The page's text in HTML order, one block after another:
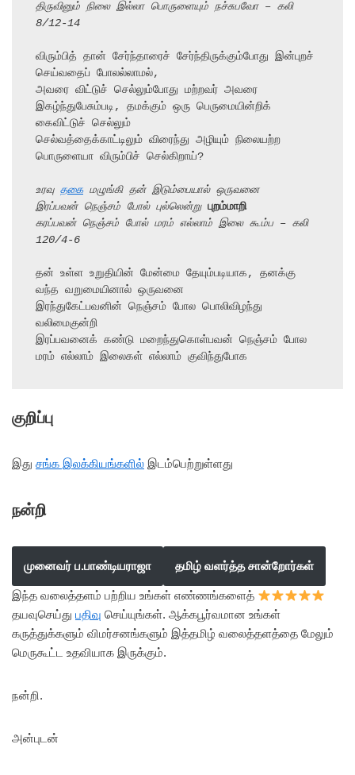
திருவினும் நிலை இல்லா பொருளையும் நச்சுபவோ – கலி
8/12-14
விரும்பித் தான் சேர்ந்தாரைச் சேர்ந்திருக்கும்போது இன்புறச்
செய்வதைப் போலல்லாமல்,
அவரை விட்டுச் செல்லும்போது மற்றவர் அவரை
இகழ்ந்துபேசும்படி, தமக்கும் ஒரு பெருமையின்றிக்
கைவிட்டுச் செல்லும்
செல்வத்தைக்காட்டிலும் விரைந்து அழியும் நிலையற்ற
பொருளையா விரும்பிச் செல்கிறாய்?
உரவு தகை மழுங்கி தன் இடும்பையால் ஒருவனை
இரப்பவன் நெஞ்சம் போல் புல்லென்று புறம்மாறி
கரப்பவன் நெஞ்சம் போல் மரம் எல்லாம் இலை கூம்ப – கலி
120/4-6
தன் உள்ள உறுதியின் மேன்மை தேயும்படியாக, தனக்கு
வந்த வறுமையினால் ஒருவனை
இரந்துகேட்பவனின் நெஞ்சம் போல பொலிவிழந்து
வலிமைகுன்றி
இரப்பவனைக் கண்டு மறைந்துகொள்பவன் நெஞ்சம் போல
மரம் எல்லாம் இலைகள் எல்லாம் குவிந்துபோக
குறிப்பு
இது சங்க இலக்கியங்களில் இடம்பெற்றுள்ளது
நன்றி
முனைவர் ப.பாண்டியராஜா தமிழ் வளர்த்த சான்றோர்கள்
இந்த வலைத்தளம் பற்றிய உங்கள் எண்ணங்களைத்
தயவுசெய்து பதிவு செய்யுங்கள். ஆக்கபூர்வமான உங்கள்
கருத்துக்களும் விமர்சனங்களும் இத்தமிழ் வலைத்தளத்தை மேலும்
மெருகூட்ட உதவியாக இருக்கும்.
நன்றி.
அன்புடன்